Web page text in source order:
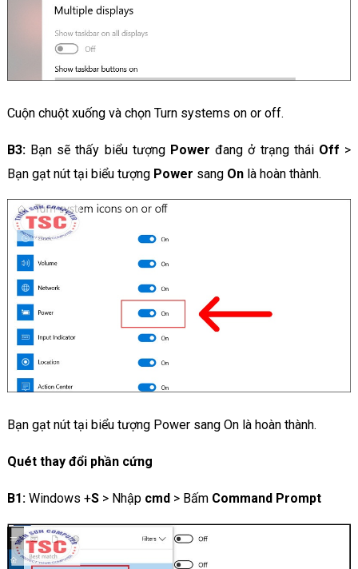
Cuộn chuột xuống và chọn Turn systems on or off.
B3:Bạn sẽ thấy biểu tượng Power đang ở trạng thái Off >
Bạn gạt nút tại biểu tượng Power sangOnlà hoàn thành.
Bạn gạt nút tại biểu tượng Power sang On là hoàn thành.
Quét thay đổi phần cứng
B1:Windows +S> Nhậpcmd> BấmCommand Prompt